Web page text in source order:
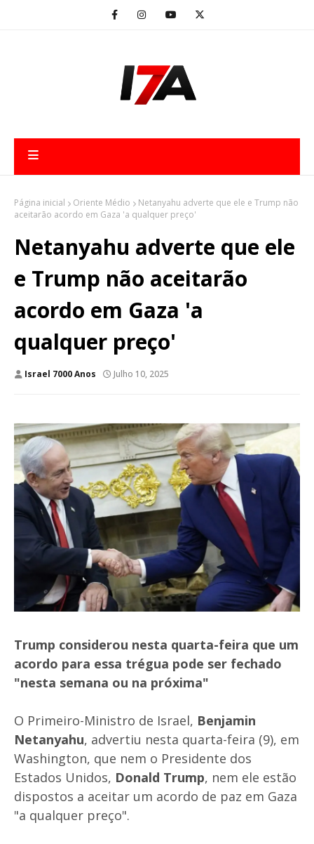
Página inicial Oriente Médio
Netanyahu adverte que ele e Trump não
aceitarão acordo em Gaza 'a qualquer preço'
Netanyahu adverte que ele
e Trump não aceitarão
acordo em Gaza 'a
qualquer preço'
Israel 7000 Anos Julho 10, 2025
Trump considerou nesta quarta-feira que um
acordo para essa trégua pode ser fechado
"nesta semana ou na próxima"
O Primeiro-Ministro de Israel, Benjamin
Netanyahu, advertiu nesta quarta-feira (9), em
Washington, que nem o Presidente dos
Estados Unidos, Donald Trump, nem ele estão
dispostos a aceitar um acordo de paz em Gaza
"a qualquer preço".